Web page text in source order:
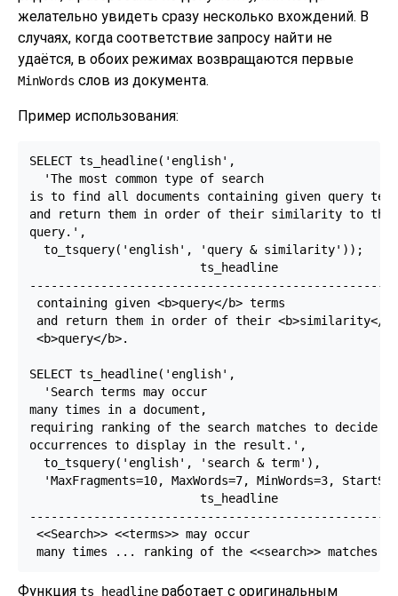
желательно увидеть сразу несколько вхождений. В
случаях, когда соответствие запросу найти не
удаётся, в обоих режимах возвращаются первые
MinWords слов из документа.
Пример использования:
SELECT ts_headline('english',
  'The most common type of search
is to find all documents containing given query
and return them in order of their similarity to the
query.',
  to_tsquery('english', 'query & similarity'));
                        ts_headline
containing given <b>query</b> terms
and return them in order of their <b>similarity</
<b>query</b>.
SELECT ts_headline('english',
  'Search terms may occur
many times in a document,
requiring ranking of the search matches to decide
occurrences to display in the result.',
  to_tsquery('english', 'search & term'),
'MaxFragments=10, MaxWords=7, MinWords=3,
                        ts_headline
<<Search>> <<terms>> may occur
Функция ts_headline работает с оригинальным